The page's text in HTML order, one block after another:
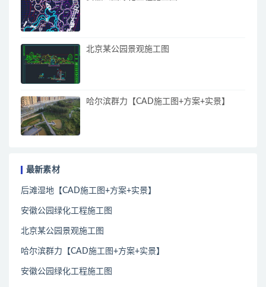
北京某公园景观施工图
哈尔滨群力【CAD施工图+方案+实景】
最新素材
后滩湿地【CAD施工图+方案+实景】
安徽公园绿化工程施工图
北京某公园景观施工图
哈尔滨群力【CAD施工图+方案+实景】
安徽公园绿化工程施工图